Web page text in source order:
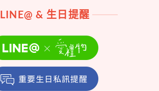
LINE@ & 生日提醒